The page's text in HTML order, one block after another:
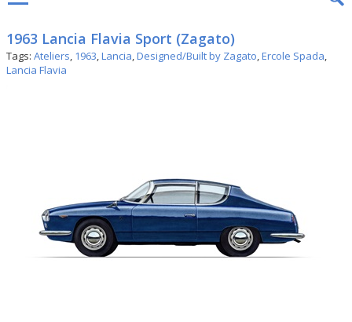
1963 Lancia Flavia Sport (Zagato)
Tags: Ateliers, 1963,Lancia,Designed/Built by Zagato,Ercole Spada,
Lancia Flavia